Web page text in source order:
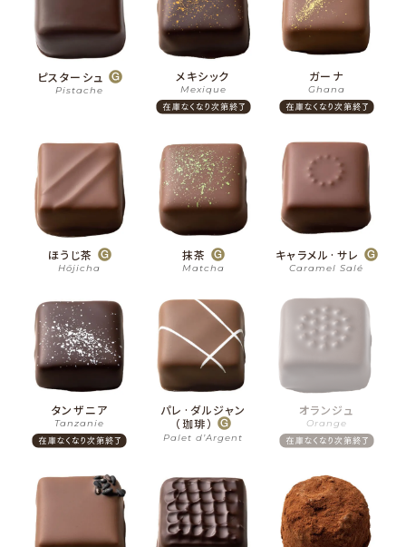
ピスターシュ
Pistache
メキシック
Mexique
ガーナ
Ghana
ほうじ茶
Hōjicha
抹茶
Matcha
キャラメル·サレ
Caramel Salé
タンザニア
Tanzanie
パレ·ダルジャン
（珈琲）
Palet d’Argent
オランジュ
Orange